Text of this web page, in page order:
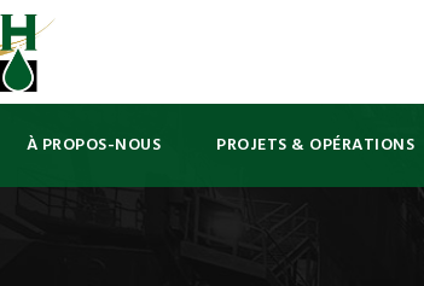
À PROPOS-NOUS PROJETS & OPÉRATIONS